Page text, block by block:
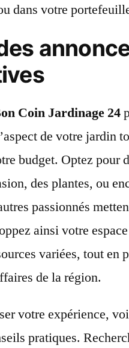
dans votre
Coin Jardinage 24
de votre jardin
budget. Optez pour
des plantes, ou
passionnés
ainsi votre
variées, tout en
de la région.
votre expérience,
pratiques.